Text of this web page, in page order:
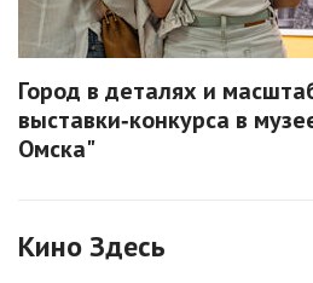
Город в деталях и
выставки‑конкурса в
Омска"
Кино Здесь